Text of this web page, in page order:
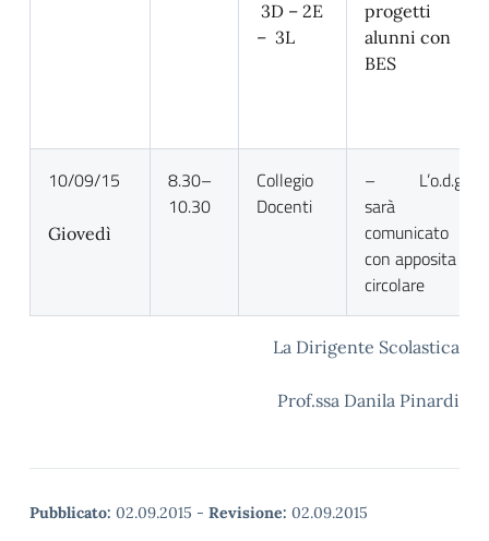
3D – 2E
– 3L
progetti
alunni con
BES
10/09/15
Giovedì
8.30–
10.30
Collegio
Docenti
– L’o.d.g.
sarà
comunicato
con apposita
circolare
La Dirigente Scolastica
Prof.ssa Danila Pinardi
Pubblicato: 02.09.2015 - Revisione: 02.09.2015